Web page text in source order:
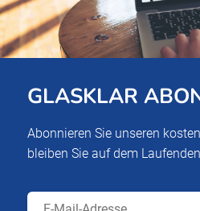
GLASKLAR
Abonnieren Sie unseren
bleiben Sie auf dem